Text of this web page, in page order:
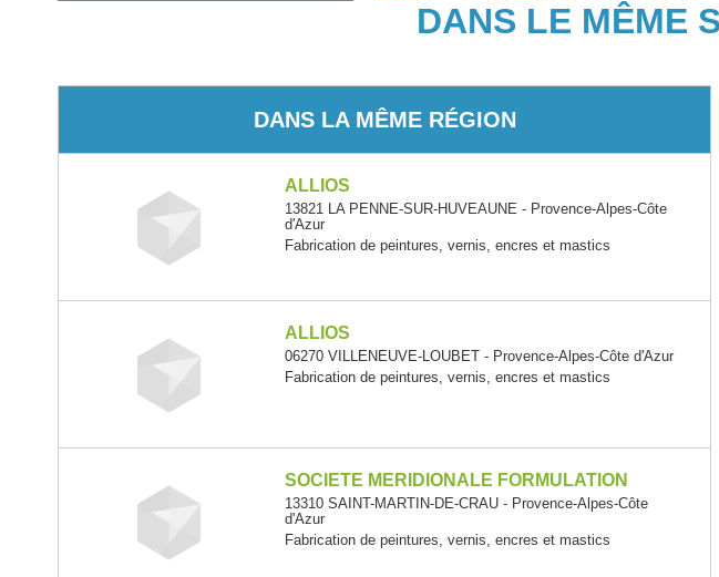
DANS LE MÊME
DANS LA MÊME RÉGION
ALLIOS
13821 LA PENNE-SUR-HUVEAUNE - Provence-Alpes-Côte
d'Azur
Fabrication de peintures, vernis, encres et mastics
ALLIOS
06270 VILLENEUVE-LOUBET - Provence-Alpes-Côte d'Azur
Fabrication de peintures, vernis, encres et mastics
SOCIETE MERIDIONALE FORMULATION
13310 SAINT-MARTIN-DE-CRAU - Provence-Alpes-Côte
d'Azur
Fabrication de peintures, vernis, encres et mastics